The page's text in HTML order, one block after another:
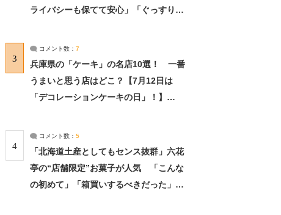
ライバシーも保てて安心」「ぐっすり眠
3
コメント数： 7
兵庫県の「ケーキ」の名店10選！ 一番
うまいと思う店はどこ？【7月12日は
「デコレーションケーキの日」！】
4
コメント数： 5
「北海道土産としてもセンス抜群」六花
亭の“店舗限定”お菓子が人気 「こんな
の初めて」「箱買いするべきだった」